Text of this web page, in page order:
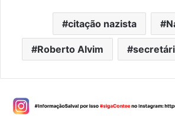
citação nazista
Roberto Alvim